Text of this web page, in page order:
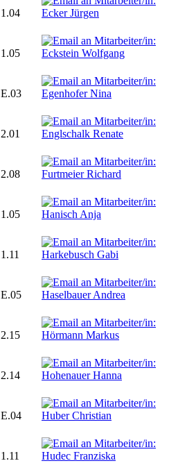
1.04
1.05
E.03
2.01
2.08
1.05
1.11
E.05
2.15
2.14
E.04
1.11